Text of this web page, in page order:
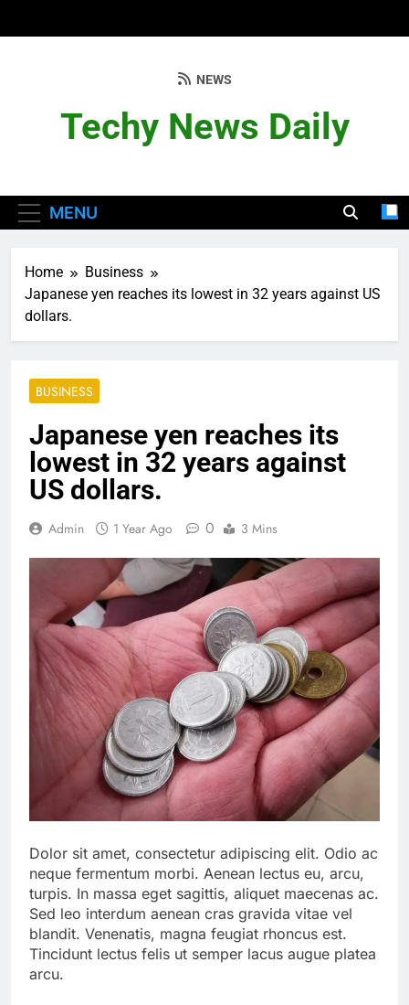
Techy News Daily
NEWS
MENU
Home
Business
Japanese yen reaches its lowest in 32 years against US
dollars.
BUSINESS
Japanese yen reaches its
lowest in 32 years against
US dollars.
Admin 1 Year Ago 0 3 Mins
Dolor sit amet, consectetur adipiscing elit. Odio ac
neque fermentum morbi. Aenean lectus eu, arcu,
turpis. In massa eget sagittis, aliquet maecenas ac.
Sed leo interdum aenean cras gravida vitae vel
blandit. Venenatis, magna feugiat rhoncus est.
Tincidunt lectus felis ut semper lacus augue platea
arcu.